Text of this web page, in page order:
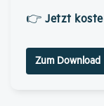
👉 Jetzt
Zum Download